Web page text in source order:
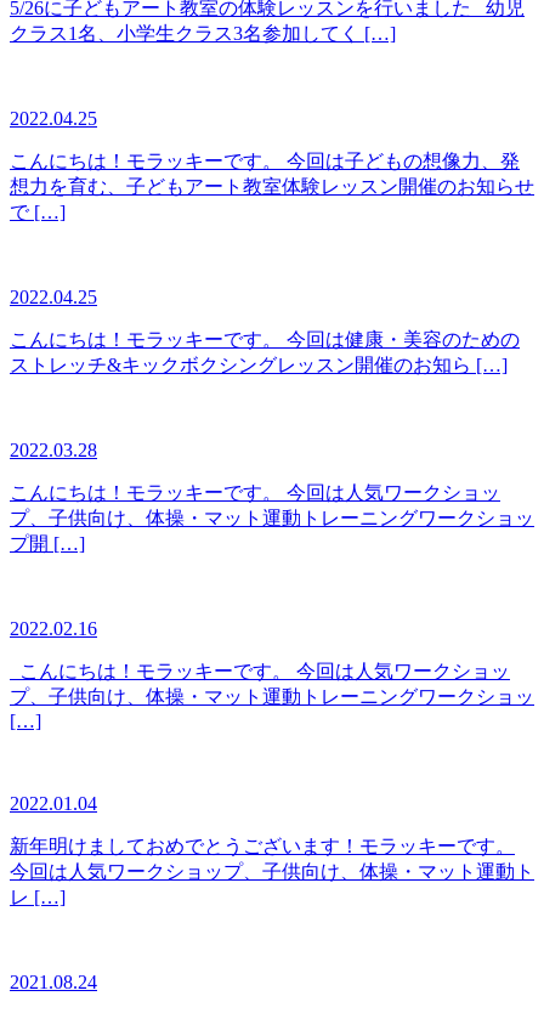
5/26に子どもアート教室の体験レッスンを行いました 幼児
クラス1名、小学生クラス3名参加してく […]
2022.04.25
こんにちは！モラッキーです。 今回は子どもの想像力、発
想力を育む、子どもアート教室体験レッスン開催のお知らせ
で […]
2022.04.25
こんにちは！モラッキーです。 今回は健康・美容のための
ストレッチ&キックボクシングレッスン開催のお知ら […]
2022.03.28
こんにちは！モラッキーです。 今回は人気ワークショッ
プ、子供向け、体操・マット運動トレーニングワークショッ
プ開 […]
2022.02.16
こんにちは！モラッキーです。 今回は人気ワークショッ
プ、子供向け、体操・マット運動トレーニングワークショッ
[…]
2022.01.04
新年明けましておめでとうございます！モラッキーです。
今回は人気ワークショップ、子供向け、体操・マット運動ト
レ […]
2021.08.24